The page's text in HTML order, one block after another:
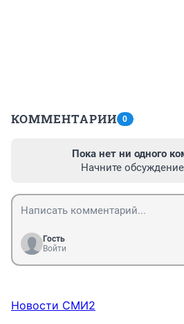
КОММЕНТАРИИ 0
Пока нет ни одного
Начните
Гость
Войти
Новости СМИ2